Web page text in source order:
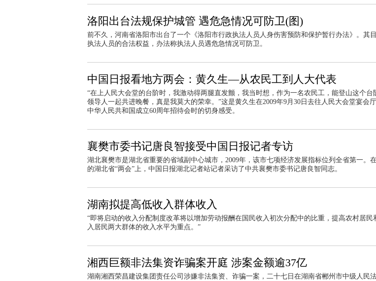
洛阳出台法规保护城管 遇危急情况可防卫(图)
前不久，河南省洛阳市出台了一个《洛阳市行政执法人员人身伤害预防和保护暂行办法》。其
执法人员的合法权益，办法称执法人员遇危急情况可防卫。
中国日报看地方两会：黄久生—从农民工到人大代表
“在上人民大会堂的台阶时，我激动得两腿直发颤，我当时想，作为一名农民工，能登山这个台
领导人一起共进晚餐，真是我莫大的荣幸。”这是黄久生在2009年9月 30 日去往人民大会堂宴会
中华人民共和国成立60周年招待会时的切身感受。
襄樊市委书记唐良智接受中国日报记者专访
湖北襄樊市是湖北省重要的省域副中心城市，2009年，该市七项经济发展指标位列全省第一。
的湖北省“两会”上，中国日报湖北记者站记者采访了中共襄樊市委书记唐良智同志。
湖南拟提高低收入群体收入
“即将启动的收入分配制度改革将以增加劳动报酬在国民收入初次分配中的比重，提高农村居民
入居民两大群体的收入水平为重点。”
湘西巨额非法集资诈骗案开庭 涉案金额逾37亿
湖南湘西荣昌建设集团责任公司涉嫌非法集资、诈骗一案，二十七日在湖南省郴州市中级人民